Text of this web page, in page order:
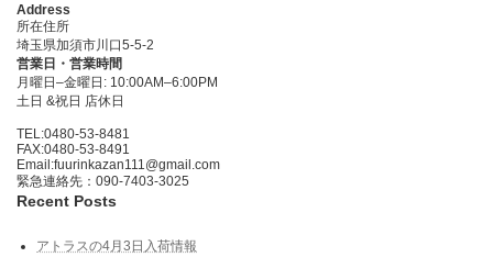
Address
所在住所
埼玉県加須市川口5-5-2
営業日・営業時間
月曜日–金曜日: 10:00AM–6:00PM
土日 &祝日 店休日
TEL:0480-53-8481
FAX:0480-53-8491
Email:fuurinkazan111@gmail.com
緊急連絡先：090-7403-3025
Recent Posts
アトラスの4月3日入荷情報